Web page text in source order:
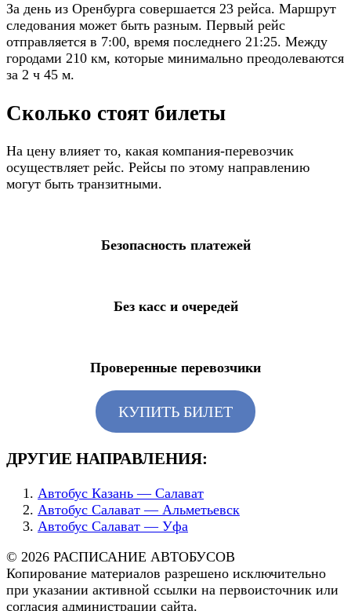
За день из Оренбурга совершается 23 рейса. Маршрут
следования может быть разным. Первый рейс
отправляется в 7:00, время последнего 21:25. Между
городами 210 км, которые минимально преодолеваются
за 2 ч 45 м.
Сколько стоят билеты
На цену влияет то, какая компания-перевозчик
осуществляет рейс. Рейсы по этому направлению
могут быть транзитными.
Безопасность платежей
Без касс и очередей
Проверенные перевозчики
КУПИТЬ БИЛЕТ
ДРУГИЕ НАПРАВЛЕНИЯ:
Автобус Казань — Салават
Автобус Салават — Альметьевск
Автобус Салават — Уфа
© 2026 РАСПИСАНИЕ АВТОБУСОВ
Копирование материалов разрешено исключительно
при указании активной ссылки на первоисточник или
согласия администрации сайта.